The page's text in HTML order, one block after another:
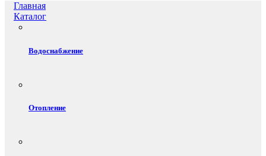
Главная
Каталог
Водоснабжение
Отопление